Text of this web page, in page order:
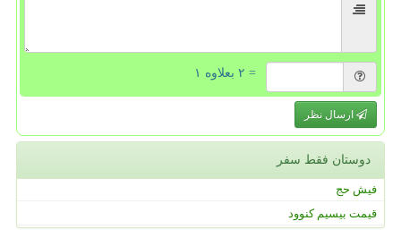
= ۲ بعلاوه ۱
ارسال نظر
دوستان فقط سفر
فیش حج
قیمت بیسیم کنوود